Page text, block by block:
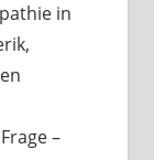
in
–